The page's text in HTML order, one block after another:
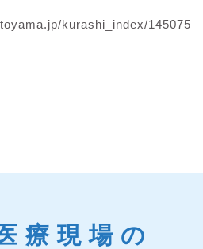
kurashi_index/145075
療現場の